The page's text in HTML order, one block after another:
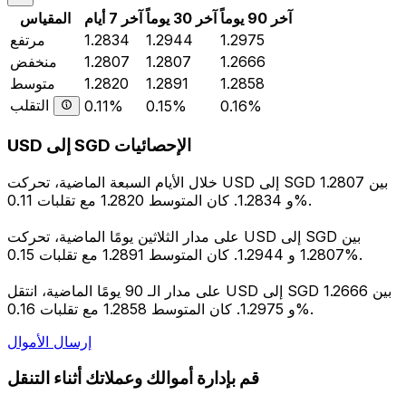
المقياس آخر 7 أيام آخر 30 يوماً
آخر 90 يوماً
مرتفع
1.2834 1.2944
1.2975
منخفض
1.2807 1.2807
1.2666
متوسط
1.2820 1.2891
1.2858
التقلب
0.11% 0.15% 0.16%
USD إلى SGD الإحصائيات
خلال الأيام السبعة الماضية، تحركت USD إلى SGD بين 1.2807
و 1.2834. كان المتوسط 1.2820 مع تقلبات 0.11%.
على مدار الثلاثين يومًا الماضية، تحركت USD إلى SGD بين
1.2807 و 1.2944. كان المتوسط 1.2891 مع تقلبات 0.15%.
على مدار الـ 90 يومًا الماضية، انتقل USD إلى SGD بين 1.2666
و 1.2975. كان المتوسط 1.2858 مع تقلبات 0.16%.
إرسال الأموال
قم بإدارة أموالك وعملاتك أثناء التنقل